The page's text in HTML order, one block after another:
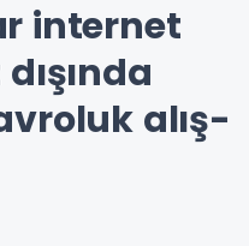
internet
alış-